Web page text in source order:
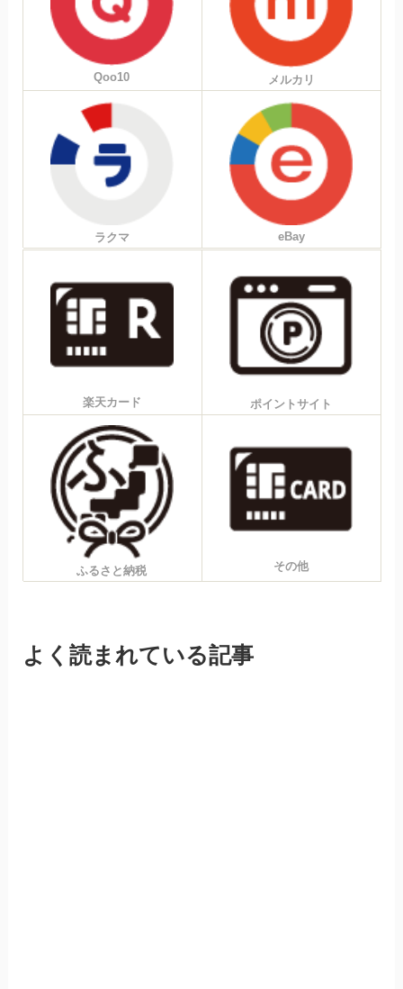
Qoo10 メルカリ
ラクマ eBay
楽天カード ポイントサイト
ふるさと納税 その他
よく読まれている記事